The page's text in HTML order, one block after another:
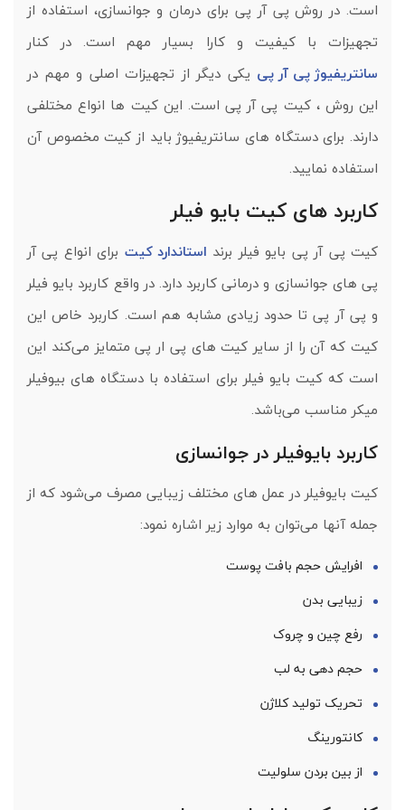
است. در روش پی آر پی برای درمان و جوانسازی، استفاده از
تجهیزات با کیفیت و کارا بسیار مهم است. در کنار
سانتریفیوژ پی آر پی یکی دیگر از تجهیزات اصلی و مهم در
این روش ، کیت پی آر پی است. این کیت ها انواع مختلفی
دارند. برای دستگاه های سانتریفیوژ باید از کیت مخصوص آن
استفاده نمایید.
کاربرد های کیت بایو فیلر
کیت پی آر پی بایو فیلر برند استاندارد کیت برای انواع پی آر
پی های جوانسازی و درمانی کاربرد دارد. در واقع کاربرد بایو فیلر
و پی آر پی تا حدود زیادی مشابه هم است. کاربرد خاص این
کیت که آن را از سایر کیت های پی ار پی متمایز می‌کند این
است که کیت بایو فیلر برای استفاده با دستگاه های بیوفیلر
میکر مناسب می‌باشد.
کاربرد بایوفیلر در جوانسازی
کیت بایوفیلر در عمل های مختلف زیبایی مصرف می‌شود که از
جمله آنها می‌توان به موارد زیر اشاره نمود:
افرایش حجم بافت پوست
زیبایی بدن
رفع چین و چروک
حجم دهی به لب
تحریک تولید کلاژن
کانتورینگ
از بین بردن سلولیت